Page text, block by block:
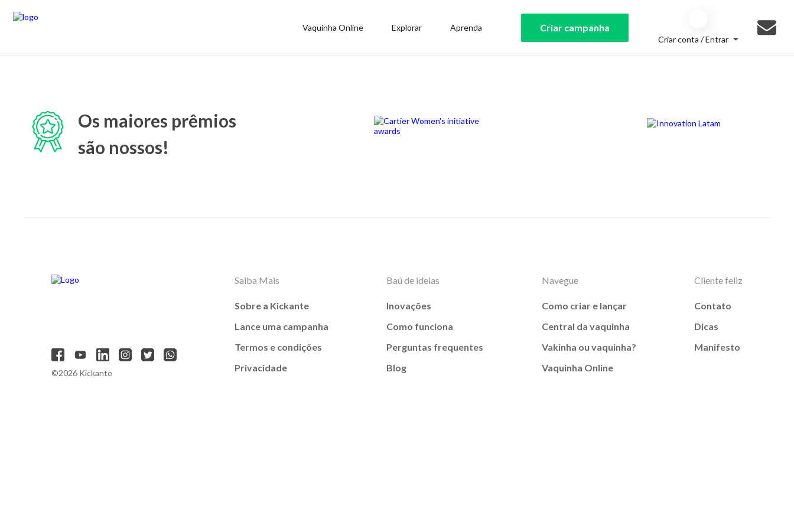
Vaquinha Online Explorar Aprenda Criar campanha
Criar conta / Entrar
Os maiores prêmios
são nossos!
©2026 Kickante
Saiba Mais
Sobre a Kickante
Lance uma campanha
Termos e condições
Privacidade
Baú de ideias
Inovações
Como funciona
Perguntas frequentes
Blog
Navegue
Como criar e lançar
Central da vaquinha
Vakinha ou vaquinha?
Vaquinha Online
Cliente feliz
Contato
Dicas
Manifesto